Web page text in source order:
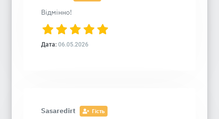
Відмінно!
Дата: 06.05.2026
Sasaredirt Гість